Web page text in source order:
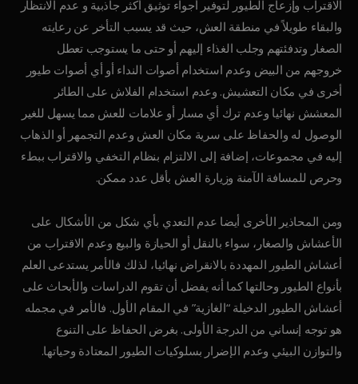
الاقتراب وإزعاج الطيور لتوفير أجواء توثيق أكثر جاذبية و عدم الانتظار
والبقاء طويلاً في منطقة العش، حيث قد يسبب التأخر عن رعايته
الصغار وتدفئتهم وجلب الغذاء إليهم أو حتى ما يستوجب تعطل
خروجهم من البيض وعدم استخدام أصوات النداء أو أي أصوات طيور
أخرى في مكان التعشيش. وعدم استخدام الفلاش على الطائر
المعشش نهائيا وعدم ترك أي مسار أو علامات للعش مما يسهل للغير
الوصول له والحفاظ على سرية مكان العش وعدم التجمهر أو الذهاب
إليه في مجموعات، إضافة إلى الالتزام بنظام التخفي والاقتراب ببطء
وحرص للمسافة الآمنة وزيارة العش بأقل عدد ممكن.
ومن المحاذير الأخرى أيضا عدم التعدي بأي شكل من الأشكال على
الأعشاش والصغار، سواء بالنقل أو الحيازة والبيع وعدم الاقتراب من
أعشاش الطيور المهددة بالانقراض نهائيا، لذلك فالأمر يستدعى العلم
بأنواع الطيور وحالتها كما أنه يفضل أن تقوم الدراسات والأبحاث على
أعشاش الطيور الدخيلة “الغازية” في المقام الأول. فالأمر في مجمله
هو توجه إنساني من الدرجة الأولى. بغرض الحفاظ على التنوع
والتوازن البيئي وعدم الإضرار بسلوكيات الطيور المعتادة وحياتها.